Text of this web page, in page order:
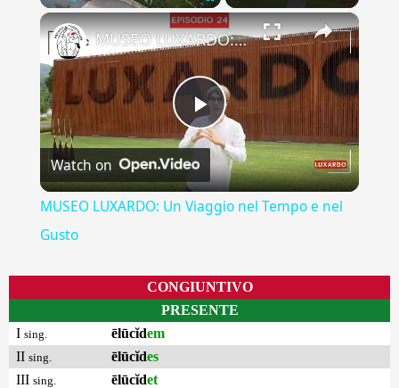
Fullscreen ×
Play
Video
MUSEO LUXARDO: Un Viaggio nel Tempo e nel Gusto
Watch on
MUSEO LUXARDO: Un Viaggio nel Tempo e nel
Gusto
CONGIUNTIVO
PRESENTE
I sing. ēlūcĭdem
II sing. ēlūcĭdes
III sing. ēlūcĭdet